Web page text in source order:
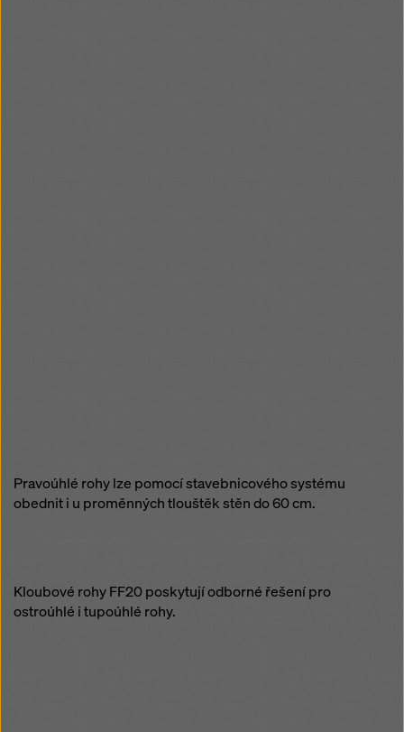
Pravoúhlé rohy lze pomocí stavebnicového systému
obednit i u proměnných tlouštěk stěn do 60 cm.
Kloubové rohy FF20 poskytují odborné řešení pro
ostroúhlé i tupoúhlé rohy.